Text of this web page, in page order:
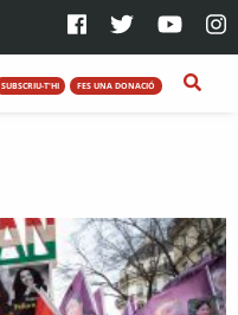
SUBSCRIU-T'HI FES UNA DONACIÓ